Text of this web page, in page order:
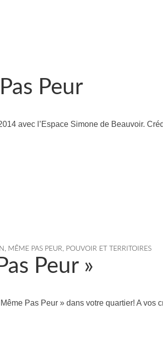
Peur
avec l’Espace Simone de Beauvoir.
, MÊME PAS PEUR, POUVOIR ET TERRITOIRES
Peur »
Pas Peur » dans votre quartier! A vos